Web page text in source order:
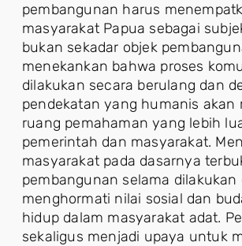
pembangunan harus
masyarakat Papua sebagai
bukan sekadar objek
menekankan bahwa proses
dilakukan secara berulang dan
pendekatan yang humanis akan
ruang pemahaman yang lebih
pemerintah dan masyarakat.
masyarakat pada dasarnya
pembangunan selama dilakukan
menghormati nilai sosial dan
hidup dalam masyarakat adat.
sekaligus menjadi upaya untuk